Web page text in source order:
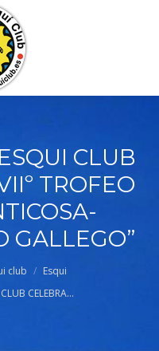
CLUB
TROFEO
GALLEGO”
club
Esqui
CELEBRA…